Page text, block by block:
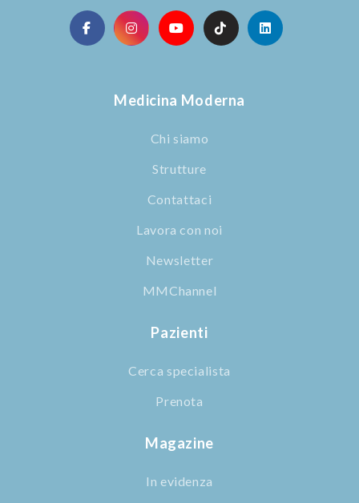
Medicina Moderna
Chi siamo
Strutture
Contattaci
Lavora con noi
Newsletter
MMChannel
Pazienti
Cerca specialista
Prenota
Magazine
In evidenza